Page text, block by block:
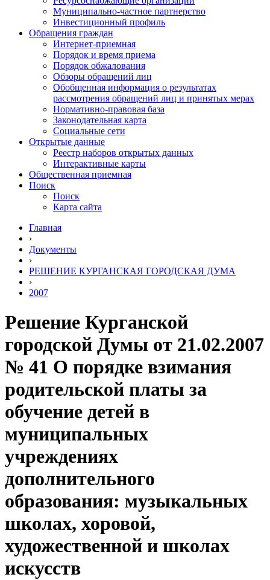
Муниципально-частное партнерство
Инвестиционный профиль
Обращения граждан
Интернет-приемная
Порядок и время приема
Порядок обжалования
Обзоры обращений лиц
Обобщенная информация о результатах
рассмотрения обращений лиц и принятых мерах
Нормативно-правовая база
Законодательная карта
Социальные сети
Открытые данные
Реестр наборов открытых данных
Интерактивные карты
Общественная приемная
Поиск
Поиск
Карта сайта
Главная
›
Документы
›
РЕШЕНИЕ КУРГАНСКАЯ ГОРОДСКАЯ ДУМА
›
2007
Решение Курганской
городской Думы от 21.02.2007
№ 41 О порядке взимания
родительской платы за
обучение детей в
муниципальных
учреждениях
дополнительного
образования: музыкальных
школах, хоровой,
художественной и школах
искусств